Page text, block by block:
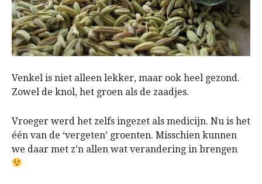
Venkel is niet alleen lekker, maar ook heel gezond.
Zowel de knol, het groen als de zaadjes.
Vroeger werd het zelfs ingezet als medicijn. Nu is het
één van de ‘vergeten’ groenten. Misschien kunnen
we daar met z’n allen wat verandering in brengen